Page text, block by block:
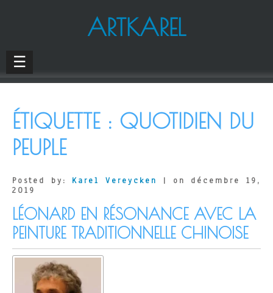
ARTKAREL
☰
ÉTIQUETTE : QUOTIDIEN DU
PEUPLE
Posted by: Karel Vereycken
| on décembre 19,
2019
LÉONARD EN RÉSONANCE AVEC LA
PEINTURE TRADITIONNELLE CHINOISE